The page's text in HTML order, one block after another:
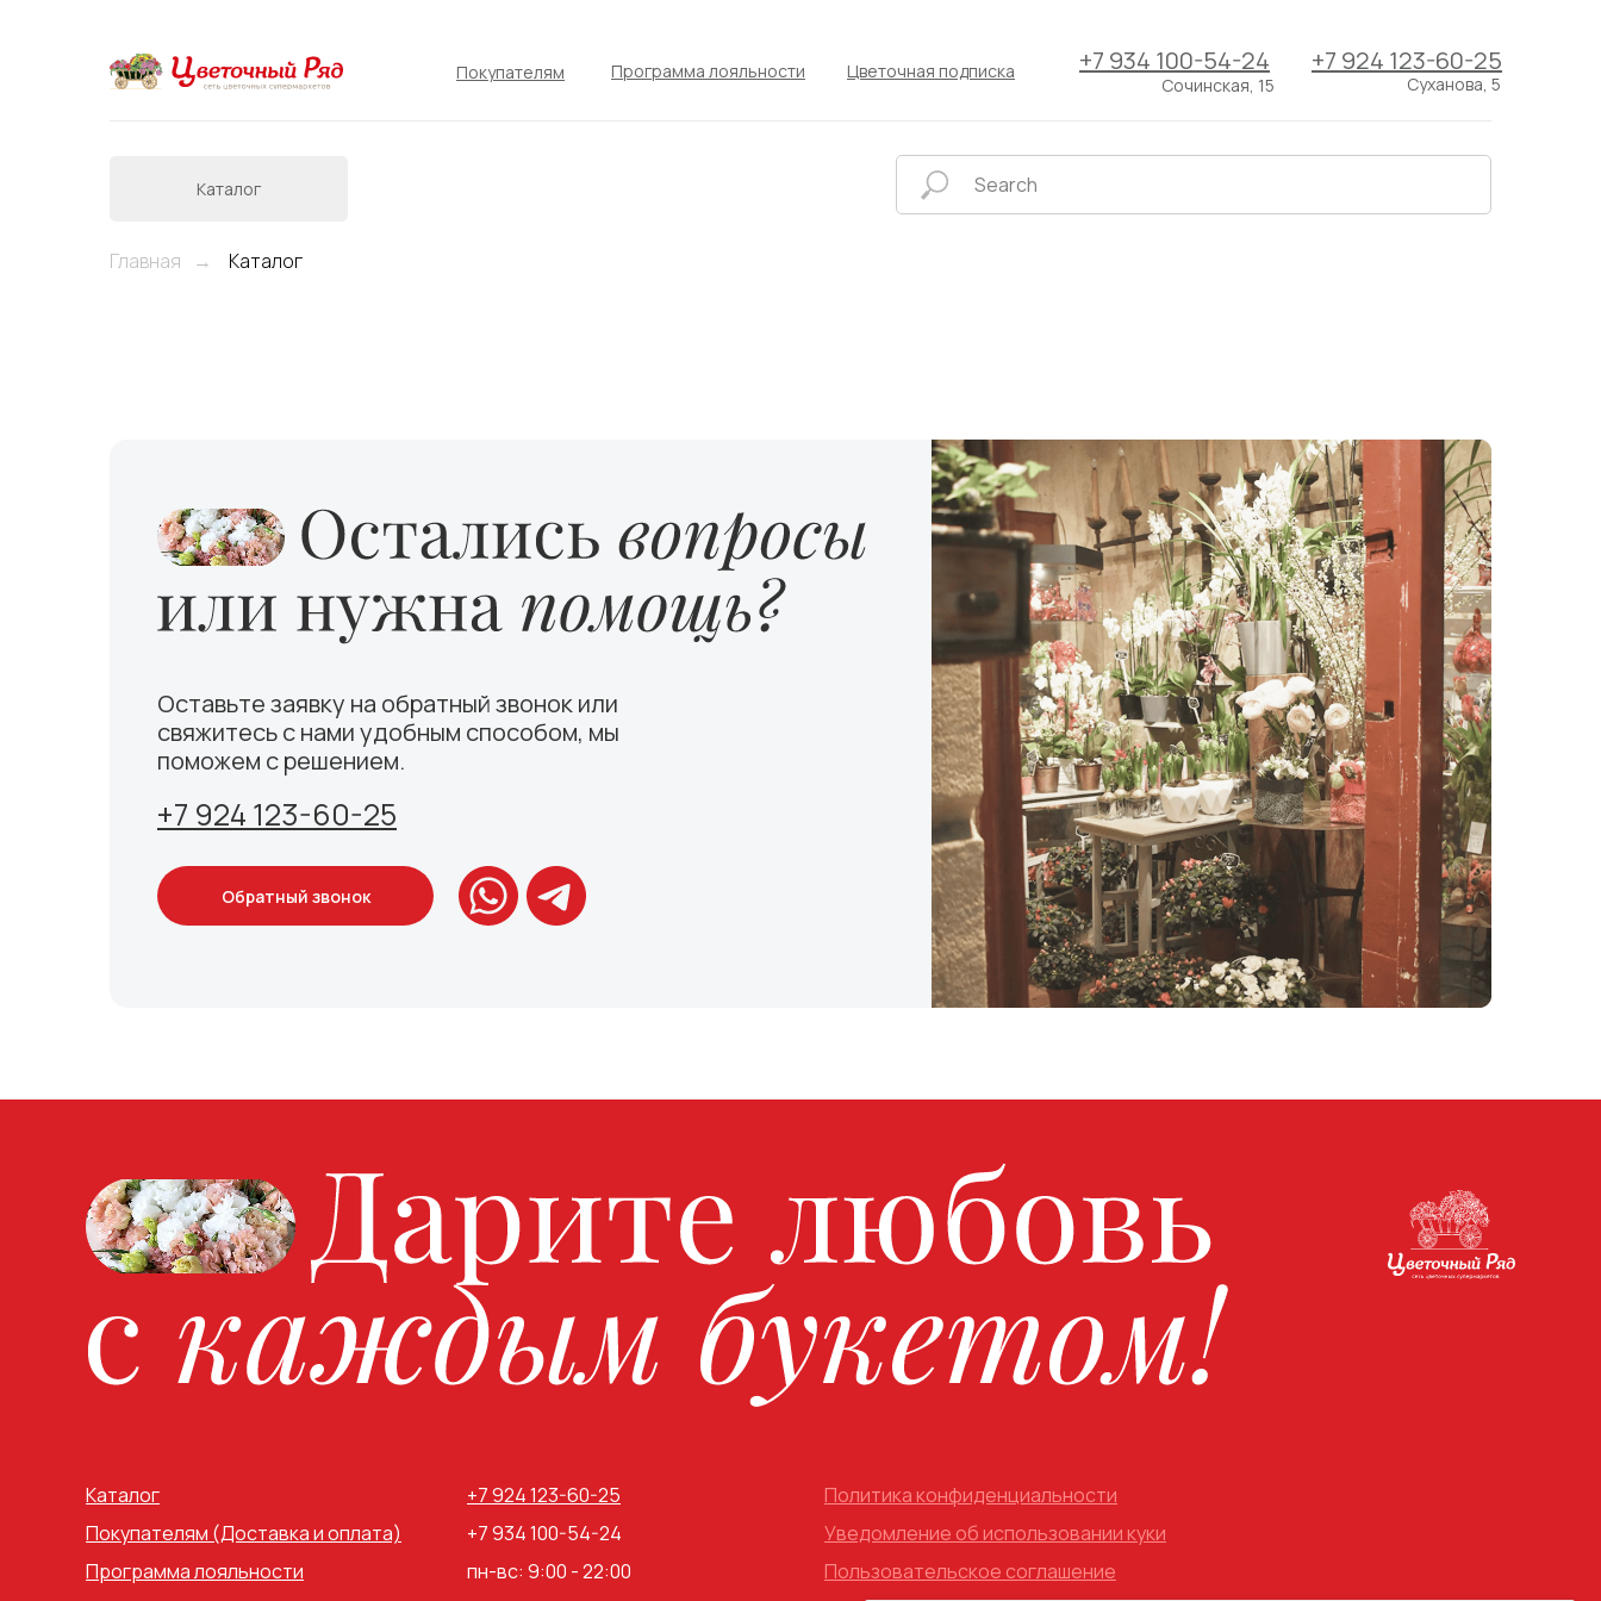
Покупателям Цветочная подписка
Программа лояльности
Каталог
+7 934 100-54-24 +7 924 123-60-25
Сочинская, 15 Суханова, 5
Главная → Каталог
Оставьте заявку на обратный звонок или
свяжитесь с нами удобным способом, мы
поможем с решением.
+7 924 123-60-25
Обратный звонок
Каталог
Покупателям (Доставка и оплата)
Программа лояльности
+7 924 123-60-25
+7 934 100-54-24
пн-вс: 9:00 - 22:00
Политика конфиденциальности
Уведомление об использовании куки
Пользовательское соглашение